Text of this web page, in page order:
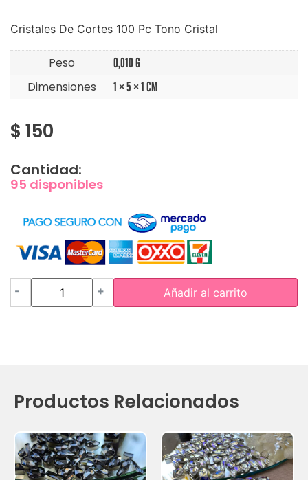
Cristales De Cortes 100 Pc Tono Cristal
Peso 0,010 G
Dimensiones 1 × 5 × 1 CM
$ 150
Cantidad:
95 disponibles
- + Añadir al carrito
Productos Relacionados